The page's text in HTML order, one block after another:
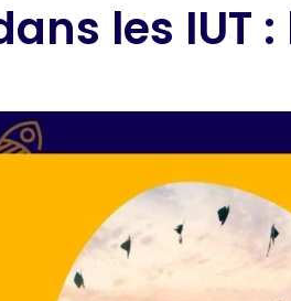
les IUT :